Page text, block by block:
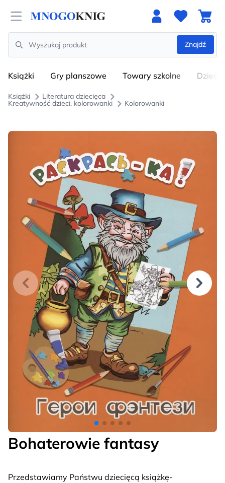
Open menu
Search
Znajdź
Książki Gry planszowe Towary szkolne
Książki Literatura dziecięca
Kreatywność dzieci, kolorowanki Kolorowanki
Bohaterowie fantasy
Przedstawiamy Państwu dziecięcą książkę-